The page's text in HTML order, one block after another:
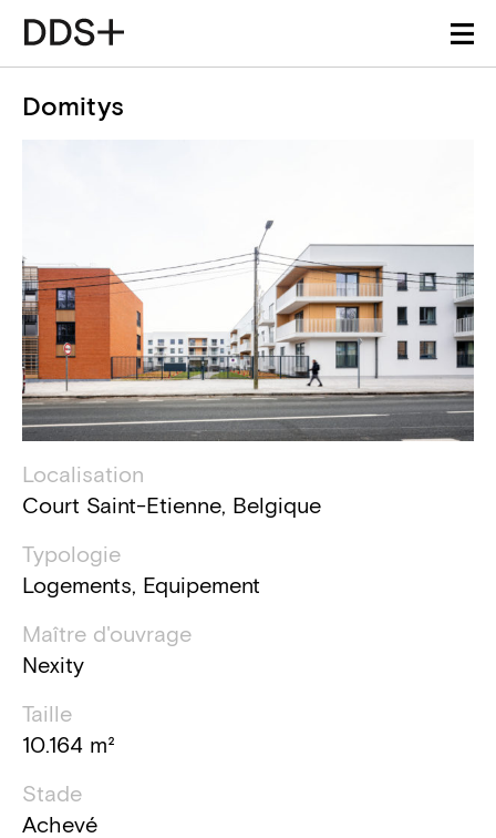
Domitys
Localisation
Court Saint-Etienne, Belgique
Typologie
Logements, Equipement
Maître d'ouvrage
Nexity
Taille
10.164 m²
Stade
Achevé